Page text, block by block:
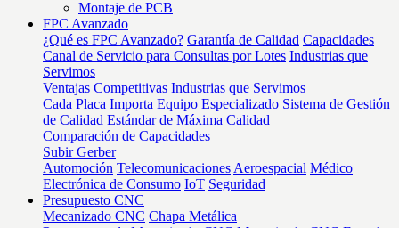
Montaje de PCB
FPC Avanzado
¿Qué es FPC Avanzado? Garantía de Calidad Capacidades
Canal de Servicio para Consultas por Lotes Industrias que
Servimos
Ventajas Competitivas Industrias que Servimos
Cada Placa Importa Equipo Especializado Sistema de Gestión
de Calidad Estándar de Máxima Calidad
Comparación de Capacidades
Subir Gerber
Automoción Telecomunicaciones Aeroespacial Médico
Electrónica de Consumo IoT Seguridad
Presupuesto CNC
Mecanizado CNC Chapa Metálica